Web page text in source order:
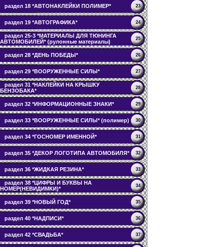
раздел 18 *АВТОНАКЛЕЙКИ ПОЛИМЕР* 23
раздел 19 *АВТОГРАФИКА* 24
раздел 25-3 *МАТЕРИАЛЫ ДЛЯ ТЮНИНГА
АВТОМОБИЛЕЙ* (рулонные материалы)
25
раздел 28 *ДЕНЬ ПОБЕДЫ* 26
раздел 29 *ВООРУЖЕННЫЕ СИЛЫ* 27
раздел 31 *НАКЛЕЙКИ НА КРЫШКУ
БЕНЗОБАКА*
28
раздел 32 *ИНФОРМАЦИОННЫЕ ЗНАКИ* 29
раздел 33 *ВООРУЖЕННЫЕ СИЛЫ* (полимер) 30
раздел 34 *ГОСНОМЕР ИМЕННОЙ* 31
раздел 35 *ДЕКОР ЛОГОТИПА АВТОМОБИЛЯ* 32
раздел 36 *ЖИДКАЯ РЕЗИНА* 33
раздел 38 *ЦИФРЫ И БУКВЫ НА
НОМЕР(НЕВИДИМКИ)*
34
раздел 39 *НОВЫЙ ГОД* 35
раздел 40 *НАДПИСИ* 36
раздел 42 *СВАДЬБА* 37